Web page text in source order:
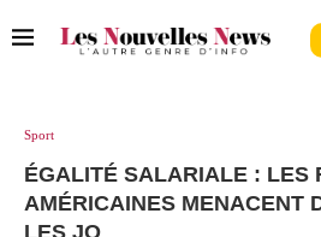
Sport
ÉGALITÉ SALARIALE : LES
AMÉRICAINES MENACENT